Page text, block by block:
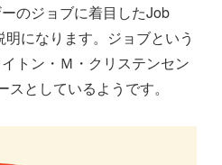
のジョブに着目したJob
になります。ジョブという
トン・Ｍ・クリステンセン
としているようです。